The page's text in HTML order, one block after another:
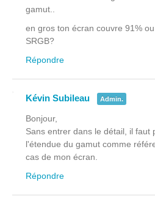
gamut..
en gros ton écran couvre 91%
SRGB?
Répondre
Kévin Subileau Admin.
Bonjour,
Sans entrer dans le détail, il faut
l'étendue du gamut comme
cas de mon écran.
Répondre